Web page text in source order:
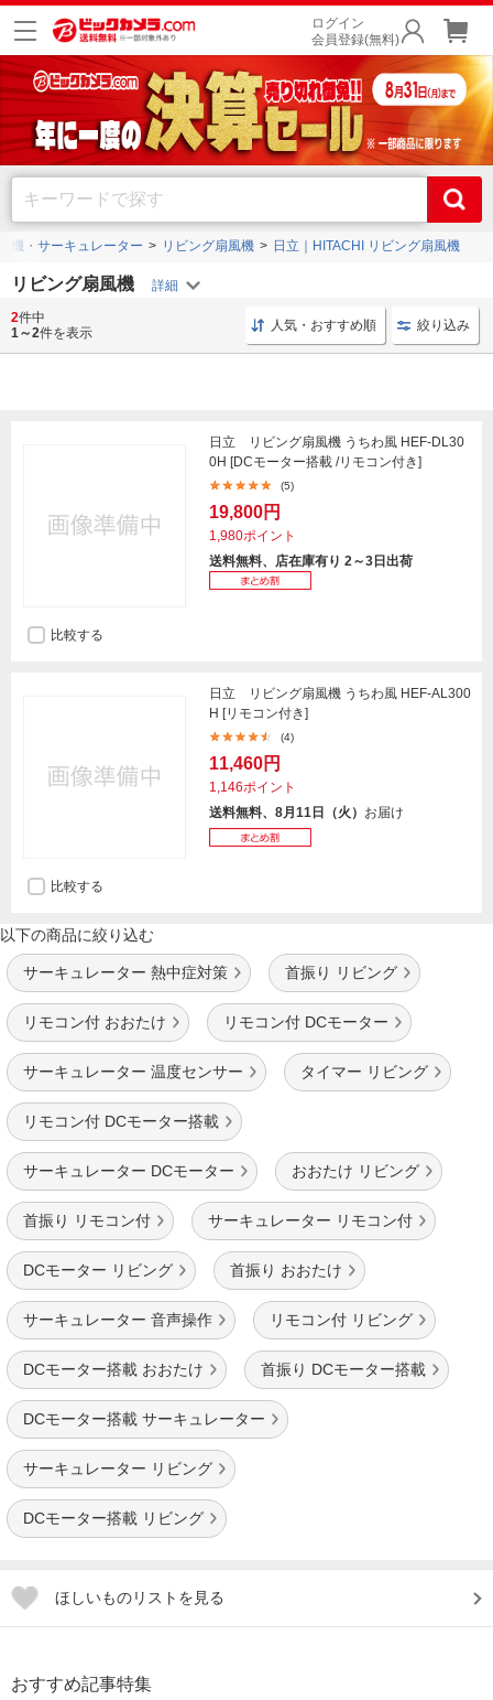
ログイン
会員登録(無料)
機・サーキュレーター リビング扇風機 日立｜HITACHI リビング扇風機
リビング扇風機
サーキュレーター 熱中症対策 首振り リビング リモ
2件中
1～2件を表示 人気・おすすめ順 絞り込み
日立 リビング扇風機 うちわ風 HEF-DL30
0H [DCモーター搭載 /リモコン付き]
(5)
19,800円
1,980ポイント
送料無料、店在庫有り 2～3日出荷
比較する
日立 リビング扇風機 うちわ風 HEF-AL300
H [リモコン付き]
(4)
11,460円
1,146ポイント
送料無料、8月11日（火） お届け
比較する
以下の商品に絞り込む
サーキュレーター 熱中症対策 首振り リビング
リモコン付 おおたけ リモコン付 DCモーター
サーキュレーター 温度センサー タイマー リビング
リモコン付 DCモーター搭載
サーキュレーター DCモーター おおたけ リビング
首振り リモコン付 サーキュレーター リモコン付
DCモーター リビング 首振り おおたけ
サーキュレーター 音声操作 リモコン付 リビング
DCモーター搭載 おおたけ 首振り DCモーター搭載
DCモーター搭載 サーキュレーター
サーキュレーター リビング
DCモーター搭載 リビング
ほしいものリストを見る
おすすめ記事特集